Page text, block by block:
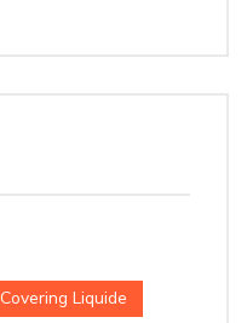
Covering Liquide